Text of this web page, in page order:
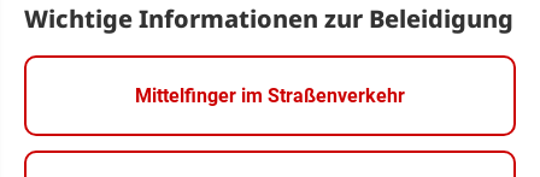
Wichtige Informationen zur Beleidigung
Mittelfinger im Straßenverkehr